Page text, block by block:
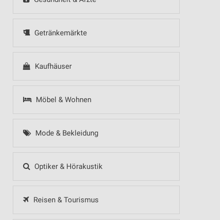
Getränkemärkte
Kaufhäuser
Möbel & Wohnen
Mode & Bekleidung
Optiker & Hörakustik
Reisen & Tourismus